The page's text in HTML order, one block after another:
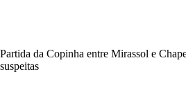
Partida da Copinha entre Mirassol e
suspeitas